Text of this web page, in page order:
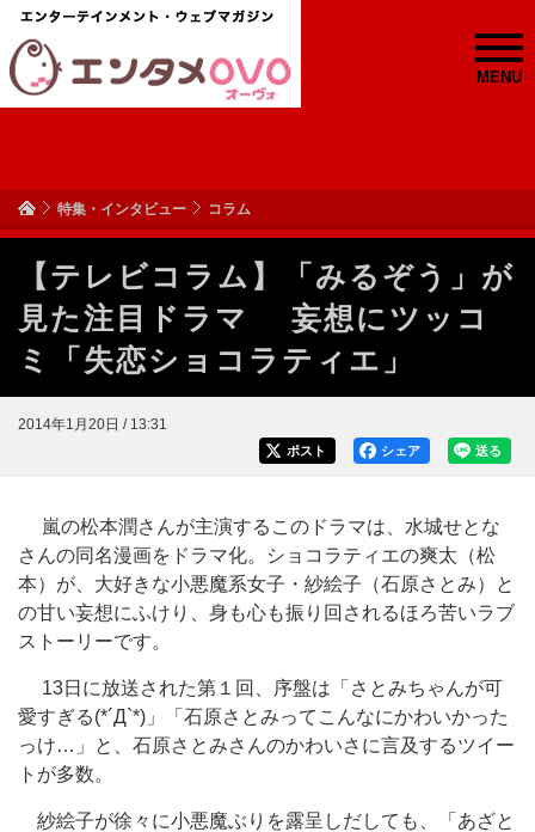
MENU
特集・インタビュー コラム
【テレビコラム】「みるぞう」が
見た注目ドラマ 妄想にツッコ
ミ「失恋ショコラティエ」
2014年1月20日 / 13:31
送る
シェア
ポスト
嵐の松本潤さんが主演するこのドラマは、水城せとな
さんの同名漫画をドラマ化。ショコラティエの爽太（松
本）が、大好きな小悪魔系女子・紗絵子（石原さとみ）と
の甘い妄想にふけり、身も心も振り回されるほろ苦いラブ
ストーリーです。
13日に放送された第１回、序盤は「さとみちゃんが可
愛すぎる(*´Д`*)」「石原さとみってこんなにかわいかった
っけ…」と、石原さとみさんのかわいさに言及するツイー
トが多数。
紗絵子が徐々に小悪魔ぶりを露呈しだしても、「あざと